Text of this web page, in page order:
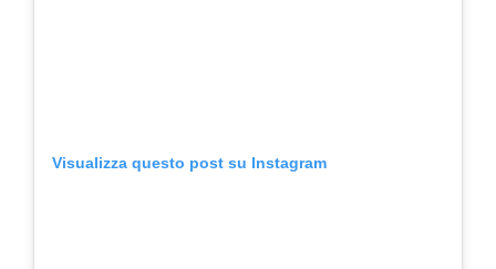
Visualizza questo post su Instagram